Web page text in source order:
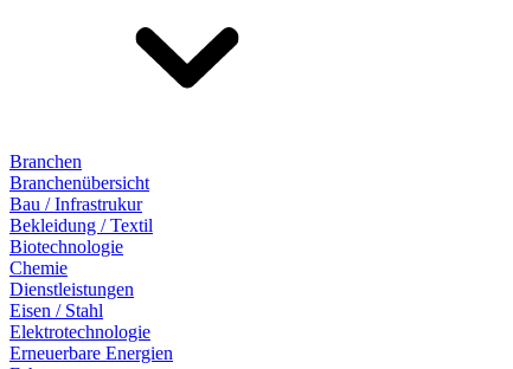
Branchen
Branchenübersicht
Bau / Infrastrukur
Bekleidung / Textil
Biotechnologie
Chemie
Dienstleistungen
Eisen / Stahl
Elektrotechnologie
Erneuerbare Energien